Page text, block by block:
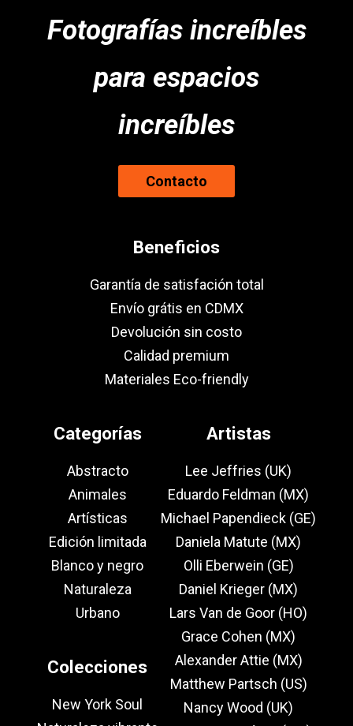
Fotografías increíbles
para espacios
increíbles
Contacto
Beneficios
Garantía de satisfación total
Envío grátis en CDMX
Devolución sin costo
Calidad premium
Materiales Eco-friendly
Categorías
Abstracto
Animales
Artísticas
Edición limitada
Blanco y negro
Naturaleza
Urbano
Colecciones
New York Soul
Artistas
Lee Jeffries (UK)
Eduardo Feldman (MX)
Michael Papendieck (GE)
Daniela Matute (MX)
Olli Eberwein (GE)
Daniel Krieger (MX)
Lars Van de Goor (HO)
Grace Cohen (MX)
Alexander Attie (MX)
Matthew Partsch (US)
Nancy Wood (UK)